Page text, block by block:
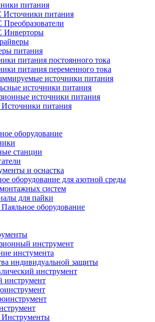
питания
Источники питания
Преобразователи
Инверторы
питания
питания постоянного тока
питания переменного тока
источники питания
источники питания
источники питания
питания
оборудование
станции
и оснастка
оборудование для азотной среды
систем
для пайки
оборудование
инструмент
инстумента
индивидуальной защиты
инструмент
инструмент
Инструменты